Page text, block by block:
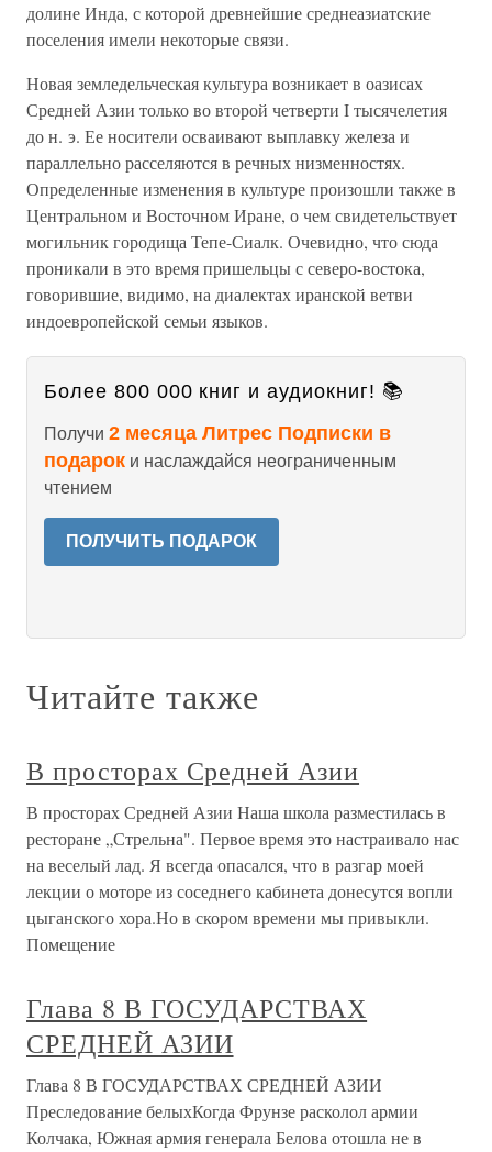
долине Инда, с которой древнейшие среднеазиатские
поселения имели некоторые связи.
Новая земледельческая культура возникает в оазисах
Средней Азии только во второй четверти I тысячелетия
до н. э. Ее носители осваивают выплавку железа и
параллельно расселяются в речных низменностях.
Определенные изменения в культуре произошли также в
Центральном и Восточном Иране, о чем свидетельствует
могильник городища Тепе-Сиалк. Очевидно, что сюда
проникали в это время пришельцы с северо-востока,
говорившие, видимо, на диалектах иранской ветви
индоевропейской семьи языков.
Более 800 000 книг и аудиокниг! 📚
Получи 2 месяца Литрес Подписки в
подарок и наслаждайся неограниченным
чтением
ПОЛУЧИТЬ ПОДАРОК
Читайте также
В просторах Средней Азии
В просторах Средней Азии Наша школа разместилась в
ресторане „Стрельна". Первое время это настраивало нас
на веселый лад. Я всегда опасался, что в разгар моей
лекции о моторе из соседнего кабинета донесутся вопли
цыганского хора.Но в скором времени мы привыкли.
Помещение
Глава 8 В ГОСУДАРСТВАХ
СРЕДНЕЙ АЗИИ
Глава 8 В ГОСУДАРСТВАХ СРЕДНЕЙ АЗИИ
Преследование белыхКогда Фрунзе расколол армии
Колчака, Южная армия генерала Белова отошла не в